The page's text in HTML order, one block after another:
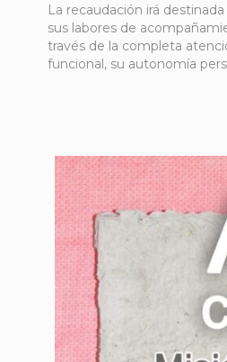
La recaudación irá destinada
sus labores de
través de la completa
funcional, su autonomía